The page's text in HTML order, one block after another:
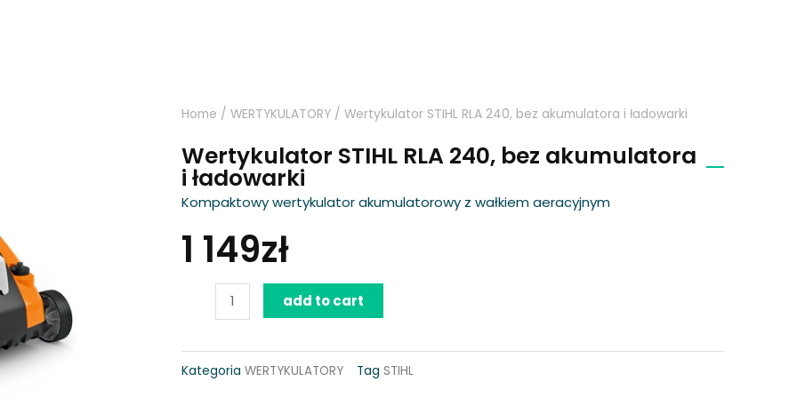
Home / WERTYKULATORY / Wertykulator STIHL RLA 240, bez akumulatora i ładowarki
Wertykulator STIHL RLA 240, bez akumulatora
i ładowarki
Kompaktowy wertykulator akumulatorowy z wałkiem aeracyjnym
1 149zł
Wertykulator
RLA
240,
add to cart
Kategoria WERTYKULATORY Tag STIHL